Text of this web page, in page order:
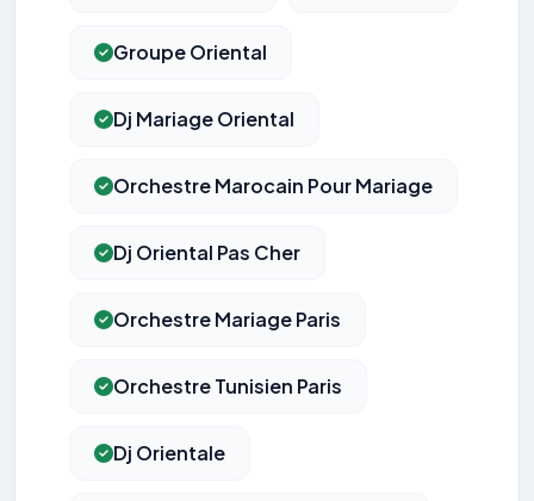
Groupe Oriental
Dj Mariage Oriental
Orchestre Marocain Pour Mariage
Dj Oriental Pas Cher
Orchestre Mariage Paris
Orchestre Tunisien Paris
Dj Orientale